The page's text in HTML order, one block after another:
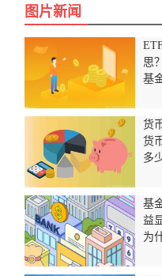
图片新闻
思
基
货
货
多
基
益
为